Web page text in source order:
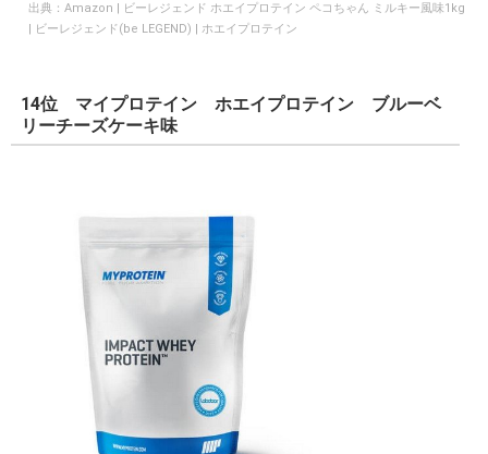
出典： Amazon | ビーレジェンド ホエイプロテイン ペコちゃん ミルキー風味1kg
| ビーレジェンド(be LEGEND) | ホエイプロテイン
14位 マイプロテイン ホエイプロテイン ブルーベ
リーチーズケーキ味